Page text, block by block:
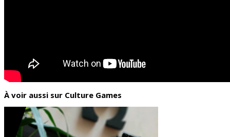
À voir aussi sur Culture Games